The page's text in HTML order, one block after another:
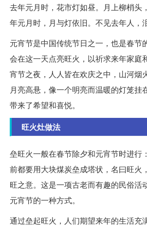
去年元月时，花市灯如昼。月上柳梢头
年元月时，月与灯依旧。不见去年人，
元宵节是中国传统节日之一，也是春节
会在这一天点亮旺火，以祈求来年家庭
宵节之夜，人人皆在欢庆之中，山河烟
月亮高悬，像一个明亮而温暖的灯笼挂
带来了希望和喜悦。
旺火灶做法
垒旺火一般在春节除夕和元宵节时进行
前都要用大块煤炭垒成塔状，名曰旺火
旺之意。这是一项古老而有趣的民俗活
元宵节的一种方式。
通过垒起旺火，人们期望来年的生活充